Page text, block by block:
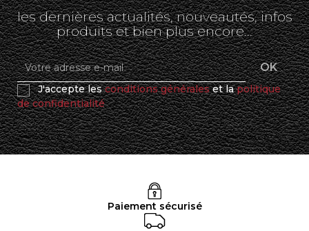
les dernières actualités, nouveautés, infos
produits et bien plus encore...
J'accepte lesconditions généraleset lapolitique
de confidentialité
Paiement sécurisé